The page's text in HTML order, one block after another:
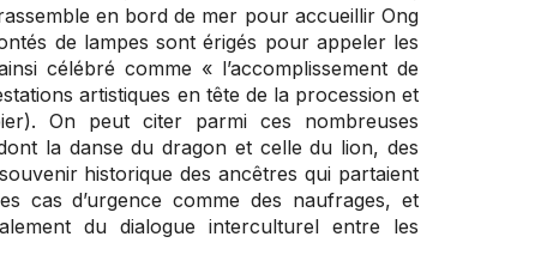
en bord de mer pour accueillir Ong
de lampes sont érigés pour appeler les
célébré comme « l’accomplissement de
artistiques en tête de la procession et
On peut citer parmi ces nombreuses
la danse du dragon et celle du lion, des
historique des ancêtres qui partaient
cas d’urgence comme des naufrages, et
du dialogue interculturel entre les